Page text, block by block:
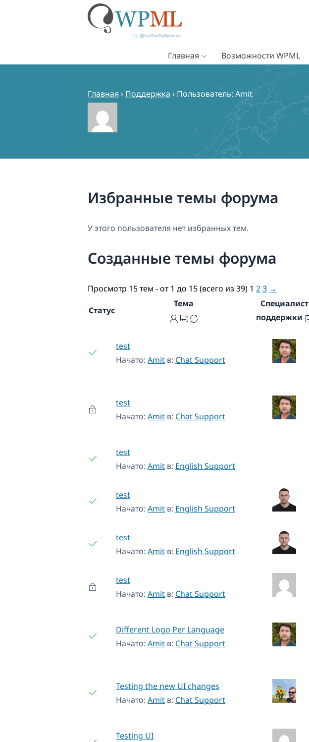
Главная Возможности WPML
Главная › Поддержка › Пользователь: Amit
Избранные темы форума
У этого пользователя нет избранных тем.
Созданные темы форума
Просмотр 15 тем - от 1 до 15 (всего из 39) 1 23 →
Статус
Тема
Специалист
поддержки
test
Начато: Amit в: Chat Support
test
Начато: Amit в: Chat Support
test
Начато: Amit в: English Support
test
Начато: Amit в: English Support
test
Начато: Amit в: English Support
test
Начато: Amit в: Chat Support
Different Logo Per Language
Начато: Amit в: Chat Support
Testing the new UI changes
Начато: Amit в: Chat Support
Testing UI